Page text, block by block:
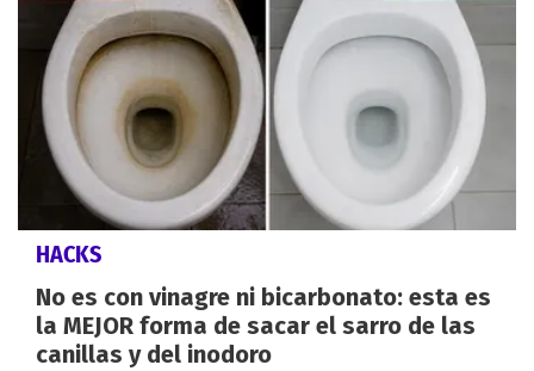
HACKS
No es con vinagre ni bicarbonato: esta es
la MEJOR forma de sacar el sarro de las
canillas y del inodoro